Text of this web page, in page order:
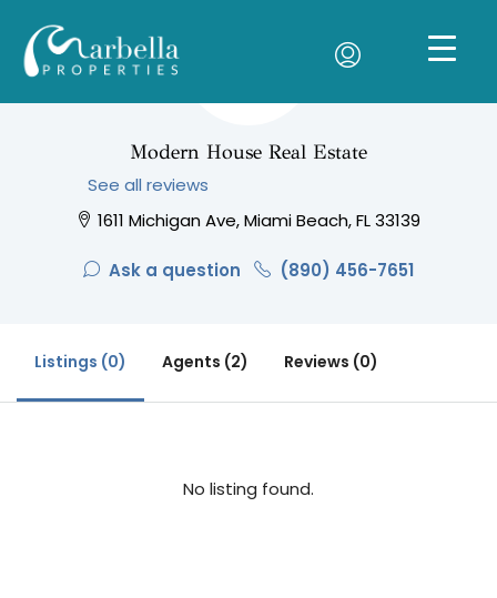
Modern House Real Estate
See all reviews
1611 Michigan Ave, Miami Beach, FL 33139
Ask a question (890) 456-7651
Listings (0) Agents (2) Reviews (0)
No listing found.